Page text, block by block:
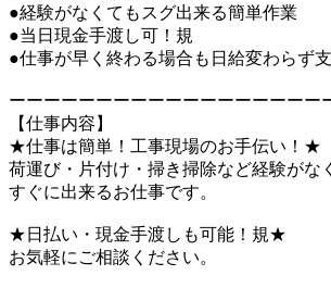
●経験がなくてもスグ出来る簡単作業
●当日現金手渡し可！規
●仕事が早く終わる場合も日給変わらず
ーーーーーーーーーーーーーーーーーー
【仕事内容】
★仕事は簡単！工事現場のお手伝い！★
荷運び・片付け・掃き掃除など経験がな
すぐに出来るお仕事です。
★日払い・現金手渡しも可能！規★
お気軽にご相談ください。